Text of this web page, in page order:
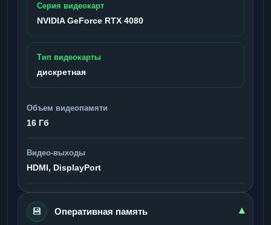
Серия видеокарт
NVIDIA GeForce RTX 4080
Тип видеокарты
дискретная
Объем видеопамяти
16 Гб
Видео-выходы
HDMI, DisplayPort
💾 Оперативная память ▾